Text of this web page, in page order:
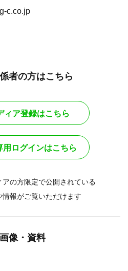
c.co.jp
者の方はこちら
ィア登録はこちら
用ログインはこちら
アの方限定で公開されている
情報がご覧いただけます
像・資料